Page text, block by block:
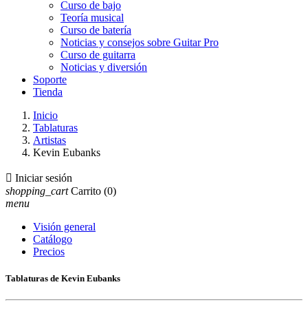
Curso de bajo
Teoría musical
Curso de batería
Noticias y consejos sobre Guitar Pro
Curso de guitarra
Noticias y diversión
Soporte
Tienda
Inicio
Tablaturas
Artistas
Kevin Eubanks
 Iniciar sesión
shopping_cart Carrito (0)
menu
Visión general
Catálogo
Precios
Tablaturas de Kevin Eubanks